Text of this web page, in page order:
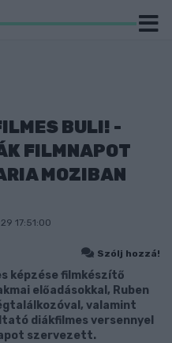
BULI! -
FILMNAPOT
MOZIBAN
17:51:00
Szólj hozzá!
képzése filmkészítő
előadásokkal, Ruben
valamint
diákfilmes versennyel
szervezett.